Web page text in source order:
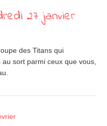
27 janvier
des Titans qui
sort parmi ceux que vous,